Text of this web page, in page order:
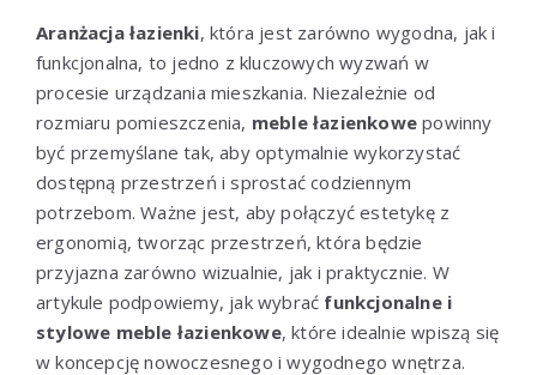
Aranżacja łazienki, która jest zarówno wygodna, jak i
funkcjonalna, to jedno z kluczowych wyzwań w
procesie urządzania mieszkania. Niezależnie od
rozmiaru pomieszczenia, meble łazienkowe powinny
być przemyślane tak, aby optymalnie wykorzystać
dostępną przestrzeń i sprostać codziennym
potrzebom. Ważne jest, aby połączyć estetykę z
ergonomią, tworząc przestrzeń, która będzie
przyjazna zarówno wizualnie, jak i praktycznie. W
artykule podpowiemy, jak wybrać funkcjonalne i
stylowe meble łazienkowe, które idealnie wpiszą się
w koncepcję nowoczesnego i wygodnego wnętrza.